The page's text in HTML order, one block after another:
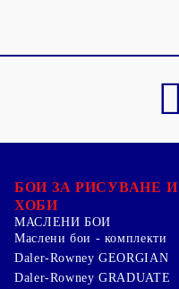
БОИ ЗА РИСУВАНЕ И
ХОБИ
МАСЛЕНИ БОИ
Маслени бои - комплекти
Daler-Rowney GEORGIAN
Daler-Rowney GRADUATE